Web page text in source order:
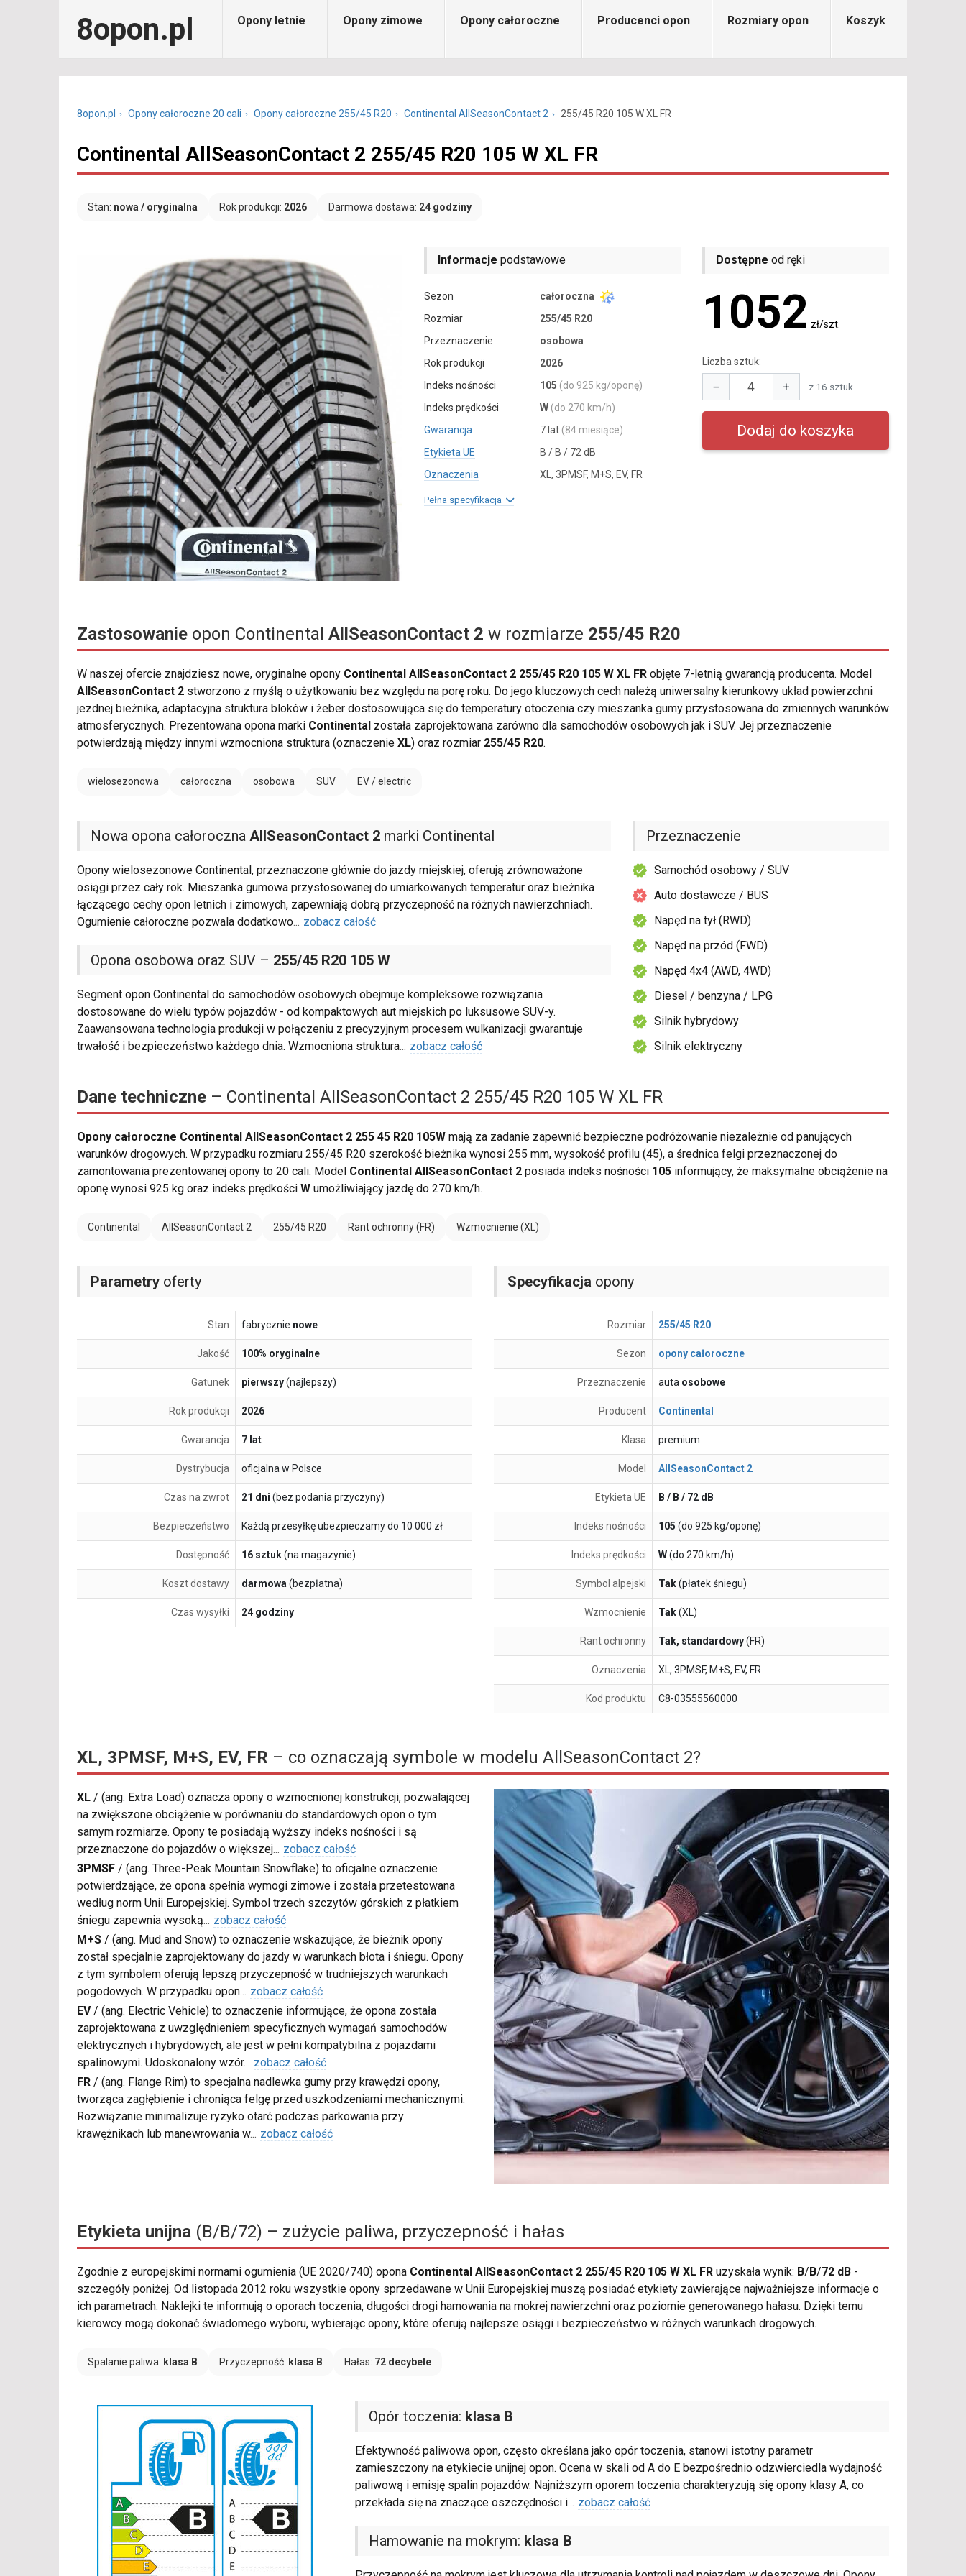
8opon.pl Opony letnie Opony zimowe Opony całoroczne Producenci opon Rozmiary opon Koszyk
8opon.pl Opony całoroczne 20 cali Opony całoroczne 255/45 R20 Continental AllSeasonContact 2 255/45 R20 105 W XL FR
Continental AllSeasonContact 2 255/45 R20 105 W XL FR
Stan: nowa / oryginalna Rok produkcji: 2026 Darmowa dostawa: 24 godziny
Informacje podstawowe
Sezon
całoroczna
Rozmiar
255/45 R20
Przeznaczenie
osobowa
Rok produkcji
2026
Indeks nośności
105 (do 925 kg/oponę)
Indeks prędkości
W (do 270 km/h)
Gwarancja
7 lat (84 miesiące)
Etykieta UE
B / B / 72 dB
Oznaczenia
XL, 3PMSF, M+S, EV, FR
Pełna specyfikacja
Dostępne od ręki
1052 zł/szt.
Liczba sztuk:
− + z 16 sztuk
Zastosowanie opon Continental AllSeasonContact 2 w rozmiarze 255/45 R20
W naszej ofercie znajdziesz nowe, oryginalne opony Continental AllSeasonContact 2 255/45 R20 105 W XL FR objęte 7-letnią gwarancją producenta. Model
AllSeasonContact 2 stworzono z myślą o użytkowaniu bez względu na porę roku. Do jego kluczowych cech należą uniwersalny kierunkowy układ powierzchni
jezdnej bieżnika, adaptacyjna struktura bloków i żeber dostosowująca się do temperatury otoczenia czy mieszanka gumy przystosowana do zmiennych warunków
atmosferycznych. Prezentowana opona marki Continental została zaprojektowana zarówno dla samochodów osobowych jak i SUV. Jej przeznaczenie
potwierdzają między innymi wzmocniona struktura (oznaczenie XL) oraz rozmiar 255/45 R20.
wielosezonowa całoroczna osobowa SUV EV / electric
Nowa opona całoroczna AllSeasonContact 2 marki Continental
Opony wielosezonowe Continental, przeznaczone głównie do jazdy miejskiej, oferują zrównoważone
osiągi przez cały rok. Mieszanka gumowa przystosowanej do umiarkowanych temperatur oraz bieżnika
łączącego cechy opon letnich i zimowych, zapewniają dobrą przyczepność na różnych nawierzchniach.
Ogumienie całoroczne pozwala dodatkowo... zobacz całość
Opona osobowa oraz SUV – 255/45 R20 105 W
Segment opon Continental do samochodów osobowych obejmuje kompleksowe rozwiązania
dostosowane do wielu typów pojazdów - od kompaktowych aut miejskich po luksusowe SUV-y.
Zaawansowana technologia produkcji w połączeniu z precyzyjnym procesem wulkanizacji gwarantuje
trwałość i bezpieczeństwo każdego dnia. Wzmocniona struktura... zobacz całość
Przeznaczenie
Samochód osobowy / SUV
Auto dostawcze / BUS
Napęd na tył (RWD)
Napęd na przód (FWD)
Napęd 4x4 (AWD, 4WD)
Diesel / benzyna / LPG
Silnik hybrydowy
Silnik elektryczny
Dane techniczne – Continental AllSeasonContact 2 255/45 R20 105 W XL FR
Opony całoroczne Continental AllSeasonContact 2 255 45 R20 105W mają za zadanie zapewnić bezpieczne podróżowanie niezależnie od panujących
warunków drogowych. W przypadku rozmiaru 255/45 R20 szerokość bieżnika wynosi 255 mm, wysokość profilu (45), a średnica felgi przeznaczonej do
zamontowania prezentowanej opony to 20 cali. Model Continental AllSeasonContact 2 posiada indeks nośności 105 informujący, że maksymalne obciążenie na
oponę wynosi 925 kg oraz indeks prędkości W umożliwiający jazdę do 270 km/h.
Continental AllSeasonContact 2 255/45 R20 Rant ochronny (FR) Wzmocnienie (XL)
Parametry oferty
Stan fabrycznie nowe
Jakość 100% oryginalne
Gatunek pierwszy(najlepszy)
Rok produkcji 2026
Gwarancja 7 lat
Dystrybucja oficjalna w Polsce
Czas na zwrot 21 dni (bez podania przyczyny)
Bezpieczeństwo Każdą przesyłkę ubezpieczamy do 10 000 zł
Dostępność 16 sztuk(na magazynie)
Koszt dostawy darmowa(bezpłatna)
Czas wysyłki 24 godziny
Specyfikacja opony
Rozmiar 255/45 R20
Sezon opony całoroczne
Przeznaczenie auta osobowe
Producent Continental
Klasa premium
Model AllSeasonContact 2
Etykieta UE B / B / 72 dB
Indeks nośności 105 (do 925 kg/oponę)
Indeks prędkości W(do 270 km/h)
Symbol alpejski Tak(płatek śniegu)
Wzmocnienie Tak(XL)
Rant ochronny Tak, standardowy(FR)
Oznaczenia XL, 3PMSF, M+S, EV, FR
Kod produktu C8-03555560000
XL, 3PMSF, M+S, EV, FR – co oznaczają symbole w modelu AllSeasonContact 2?
XL / (ang. Extra Load) oznacza opony o wzmocnionej konstrukcji, pozwalającej
na zwiększone obciążenie w porównaniu do standardowych opon o tym
samym rozmiarze. Opony te posiadają wyższy indeks nośności i są
przeznaczone do pojazdów o większej... zobacz całość
3PMSF / (ang. Three-Peak Mountain Snowflake) to oficjalne oznaczenie
potwierdzające, że opona spełnia wymogi zimowe i została przetestowana
według norm Unii Europejskiej. Symbol trzech szczytów górskich z płatkiem
śniegu zapewnia wysoką... zobacz całość
M+S / (ang. Mud and Snow) to oznaczenie wskazujące, że bieżnik opony
został specjalnie zaprojektowany do jazdy w warunkach błota i śniegu. Opony
z tym symbolem oferują lepszą przyczepność w trudniejszych warunkach
pogodowych. W przypadku opon... zobacz całość
EV/ (ang. Electric Vehicle) to oznaczenie informujące, że opona została
zaprojektowana z uwzględnieniem specyficznych wymagań samochodów
elektrycznych i hybrydowych, ale jest w pełni kompatybilna z pojazdami
spalinowymi. Udoskonalony wzór... zobacz całość
FR / (ang. Flange Rim) to specjalna nadlewka gumy przy krawędzi opony,
tworząca zagłębienie i chroniąca felgę przed uszkodzeniami mechanicznymi.
Rozwiązanie minimalizuje ryzyko otarć podczas parkowania przy
krawężnikach lub manewrowania w... zobacz całość
Etykieta unijna (B/B/72) – zużycie paliwa, przyczepność i hałas
Zgodnie z europejskimi normami ogumienia (UE 2020/740) opona Continental AllSeasonContact 2 255/45 R20 105 W XL FR uzyskała wynik: B/ B/72 dB -
szczegóły poniżej. Od listopada 2012 roku wszystkie opony sprzedawane w Unii Europejskiej muszą posiadać etykiety zawierające najważniejsze informacje o
ich parametrach. Naklejki te informują o oporach toczenia, długości drogi hamowania na mokrej nawierzchni oraz poziomie generowanego hałasu. Dzięki temu
kierowcy mogą dokonać świadomego wyboru, wybierając opony, które oferują najlepsze osiągi i bezpieczeństwo w różnych warunkach drogowych.
Spalanie paliwa: klasa B Przyczepność: klasa B Hałas: 72 decybele
Opór toczenia: klasa B
Efektywność paliwowa opon, często określana jako opór toczenia, stanowi istotny parametr
zamieszczony na etykiecie unijnej opon. Ocena w skali od A do E bezpośrednio odzwierciedla wydajność
paliwową i emisję spalin pojazdów. Najniższym oporem toczenia charakteryzują się opony klasy A, co
przekłada się na znaczące oszczędności i... zobacz całość
Hamowanie na mokrym: klasa B